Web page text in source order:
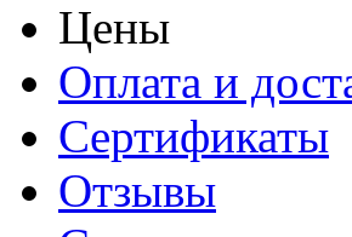
Цены
Оплата и
Сертификаты
Отзывы